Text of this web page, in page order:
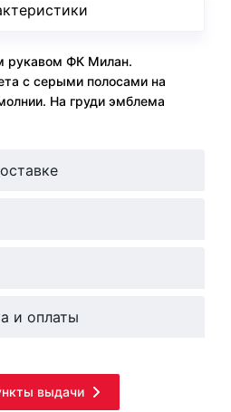
рукавом ФК Милан.
с серыми полосами на
На груди эмблема
и оплаты
выдачи